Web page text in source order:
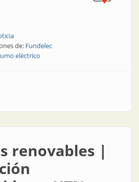
de: Fundelec
eléctrico
eléctrico | Baja importante durante
renovables |